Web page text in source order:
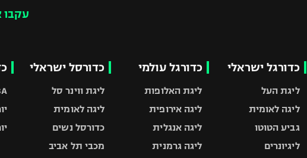
עקבו
כדורגל ישראלי
ליגת העל
ליגה לאומית
גביע הטוטו
ליגיונרים
כדורגל עולמי
ליגת האלופות
ליגה אירופית
ליגה אנגלית
ליגה גרמנית
כדורסל ישראלי
ליגת ווינר סל
ליגה לאומית
כדורסל נשים
מכבי תל אביב